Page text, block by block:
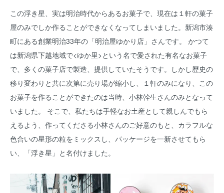
この浮き星、実は明治時代からあるお菓子で、現在は１軒の菓子
屋のみでしか作ることができなくなってしまいました。新潟市湊
町にある創業明治33年の「明治屋ゆかり店」さんです。 かつて
は新潟県下越地域で<ゆか里>という名で愛された有名なお菓子
で、多くの菓子店で製造、提供していたそうです。しかし歴史の
移り変わりと共に次第に売り場が縮小し、１軒のみになり、この
お菓子を作ることができたのは当時、小林幹生さんのみとなって
いました。 そこで、私たちは手軽なお土産として親しんでもら
えるよう、作ってくださる小林さんのご好意のもと、カラフルな
色合いの星形の粒をミックスし、パッケージを一新させてもら
い、「浮き星」と名付けました。